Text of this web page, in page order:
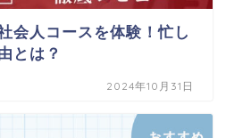
会人コースを体験！忙し
とは？
2024年10月31日